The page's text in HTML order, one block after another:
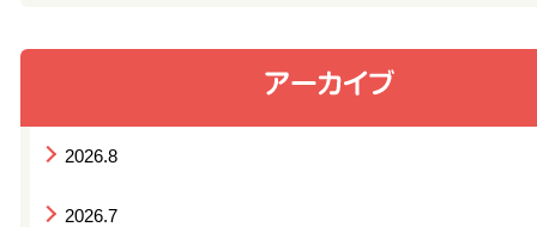
2026.8
2026.7